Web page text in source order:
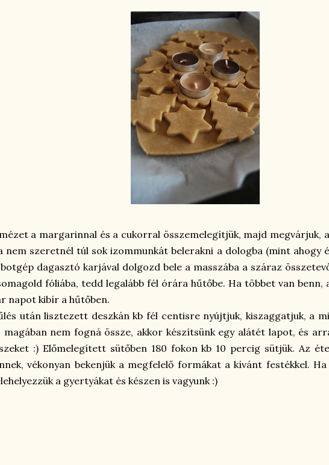
a margarinnal és a cukorral összemelegítjük, majd megvárjuk,
nem szeretnél túl sok izommunkát belerakni a dologba (mint ahogy
dagasztó karjával dolgozd bele a masszába a száraz
fóliába, tedd legalább fél órára hűtőbe. Ha többet van benn,
napot kibír a hűtőben.
után lisztezett deszkán kb fél centisre nyújtjuk, kiszaggatjuk, a
magában nem fogná össze, akkor készítsünk egy alátét lapot, és
:) Előmelegített sütőben 180 fokon kb 10 percig sütjük. Az
vékonyan bekenjük a megfelelő formákat a kívánt festékkel.
a gyertyákat és készen is vagyunk :)